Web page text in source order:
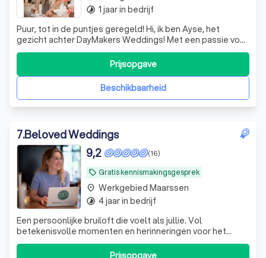
Puur, tot in de puntjes geregeld! Hi, ik ben Ayse, het
gezicht achter DayMakers Weddings! Met een passie voor
styling, organiseren en het creëren van unieke
onvergetelijke herinneringen help ik bruidsparen om hun
droombruiloft tot in de kleinste details waar te maken. Of
jullie nu op zoek zijn naarBeschikbaarheid
Prijsopgave
timelapse 1 jaar in bedrijf
7.Beloved Weddings
local_offer Gratis kennismakingsgesprek
(16)
9,2
Een persoonlijke bruiloft die voelt als jullie. Vol
betekenisvolle momenten en herinneringen voor het
leven. Met aandacht, rust en plezier in de voorbereiding.
Prijsopgave
place Werkgebied Maarssen
timelapse 4 jaar in bedrijf